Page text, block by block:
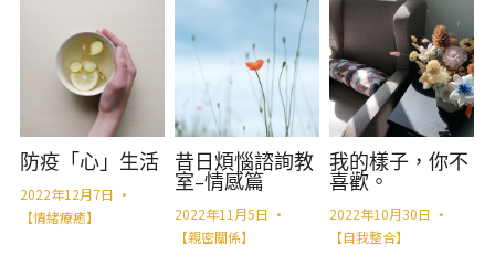
防疫「心」生活
2022年12月7日 ·
【情緒療癒】
昔日煩惱諮詢教
室-情感篇
2022年11月5日 ·
【親密關係】
我的樣子，你不
喜歡。
2022年10月30日 ·
【自我整合】